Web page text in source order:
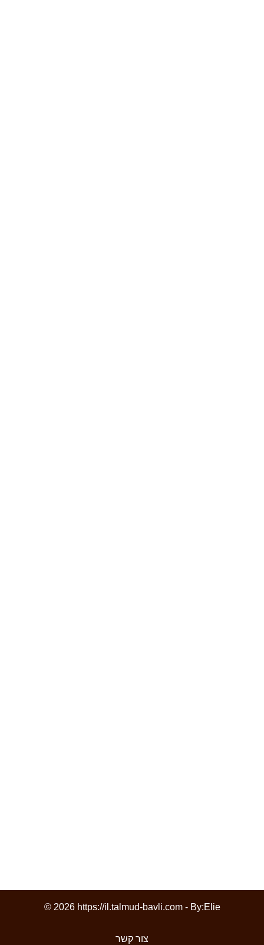
© 2026 https://il.talmud-bavli.com - By:Elie
צור קשר